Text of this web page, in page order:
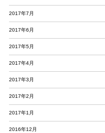
2017年7月
2017年6月
2017年5月
2017年4月
2017年3月
2017年2月
2017年1月
2016年12月